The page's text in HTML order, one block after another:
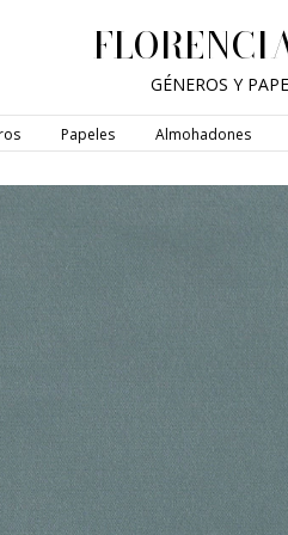
GÉNEROS Y
Papeles Almohadones